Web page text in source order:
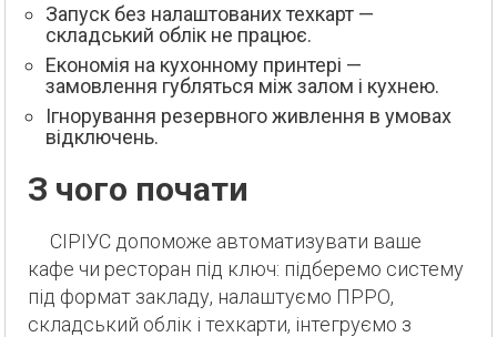
Запуск без налаштованих техкарт —
складський облік не працює.
Економія на кухонному принтері —
замовлення губляться між залом і кухнею.
Ігнорування резервного живлення в умовах
відключень.
З чого почати
СІРІУС допоможе автоматизувати ваше
кафе чи ресторан під ключ: підберемо систему
під формат закладу, налаштуємо ПРРО,
складський облік і техкарти, інтегруємо з